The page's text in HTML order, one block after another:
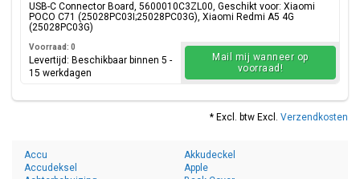
USB-C Connector Board, 5600010C3ZL00, Geschikt voor: Xiaomi
POCO C71 (25028PC03I;25028PC03G), Xiaomi Redmi A5 4G
(25028PC03G)
Voorraad: 0
Levertijd: Beschikbaar binnen 5 -
15 werkdagen
Mail mij wanneer op
voorraad!
* Excl. btw Excl. Verzendkosten
Accu
Accudeksel
Akkudeckel
Apple